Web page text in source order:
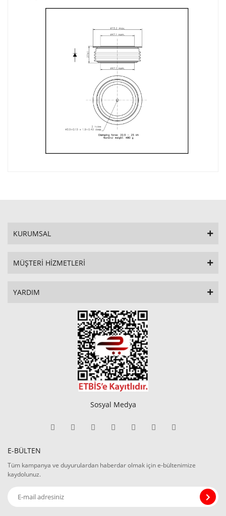
KURUMSAL
MÜŞTERİ HİZMETLERİ
YARDIM
Sosyal Medya
E-BÜLTEN
Tüm kampanya ve duyurulardan haberdar olmak için e-bültenimize
kaydolunuz.